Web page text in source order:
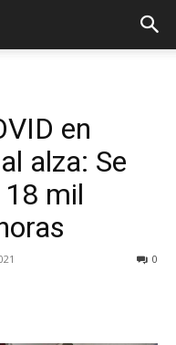
en
alza: Se
mil
0